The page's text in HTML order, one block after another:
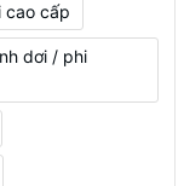
cao cấp
dơi / phi